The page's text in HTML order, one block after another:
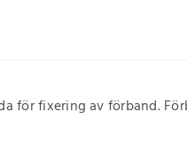
för fixering av förband.